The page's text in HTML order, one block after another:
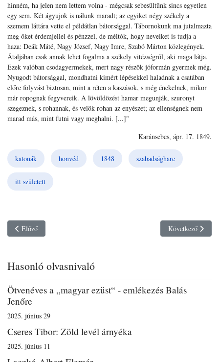
hinném, ha jelen nem lettem volna - mégcsak sebesültünk sincs egyetlen
egy sem. Két ágyujok is nálunk maradt; az egyiket négy székely a
szemem láttára vette el példátlan bátorsággal. Tábornokunk ma jutalmazta
meg őket érdemjellel és pénzzel, de méltók, hogy neveiket is tudja a
haza: Deák Máté, Nagy József, Nagy Imre, Szabó Márton közlegények.
Átaljában csak annak lehet fogalma a székely vitézségről, aki maga látja.
Ezek valóban csodagyermekek, mert nagy részök jóformán gyermek még.
Nyugodt bátorsággal, mondhatni kimért lépésekkel haladnak a csatában
előre folyvást biztosan, mint a réten a kaszások, s még énekelnek, mikor
már ropognak fegyvereik. A lövöldözést hamar megunják, szuronyt
szegeznek, s rohannak, és velök rohan az enyészet; az ellenségnek nem
marad más, mint futni vagy meghalni. [...]"
Karánsebes, ápr. 17. 1849.
katonák honvéd 1848 szabadságharc
itt született
Previous article: Balás János
Előző Next article:
Következő
Hasonló olvasnivaló
Ötvenéves a „magyar ezüst“ - emlékezés Balás
Jenőre
2025. június 29
Cseres Tibor: Zöld levél árnyéka
2025. június 11